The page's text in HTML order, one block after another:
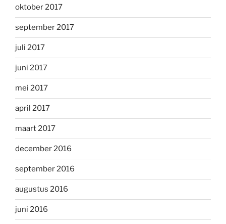
oktober 2017
september 2017
juli 2017
juni 2017
mei 2017
april 2017
maart 2017
december 2016
september 2016
augustus 2016
juni 2016